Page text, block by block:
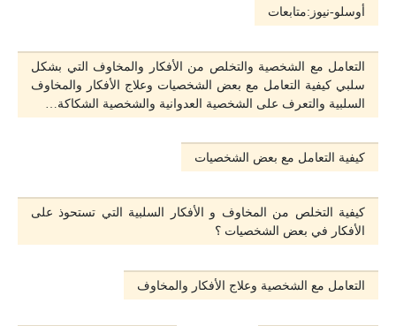
أوسلو-نيوز:متابعات
التعامل مع الشخصية والتخلص من الأفكار والمخاوف التي بشكل
سلبي كيفية التعامل مع بعض الشخصيات وعلاج الأفكار والمخاوف
السلبية والتعرف على الشخصية العدوانية والشخصية الشكاكة…
كيفية التعامل مع بعض الشخصيات
كيفية التخلص من المخاوف و اﻷفكار السلبية التي تستحوذ على
الأفكار في بعض الشخصيات ؟
التعامل مع الشخصية وعلاج الأفكار والمخاوف